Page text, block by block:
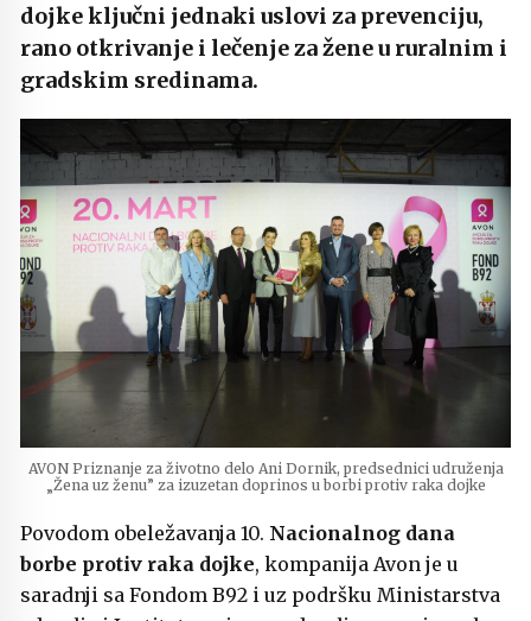
dojke ključni jednaki uslovi za prevenciju,
rano otkrivanje i lečenje za žene u ruralnim i
gradskim sredinama.
AVON Priznanje za životno delo Ani Dornik, predsednici udruženja
„Žena uz ženu” za izuzetan doprinos u borbi protiv raka dojke
Povodom obeležavanja 10. Nacionalnog dana
borbe protiv raka dojke, kompanija Avon je u
saradnji sa Fondom B92 i uz podršku Ministarstva